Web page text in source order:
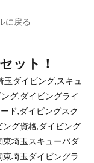
に戻る
ット！